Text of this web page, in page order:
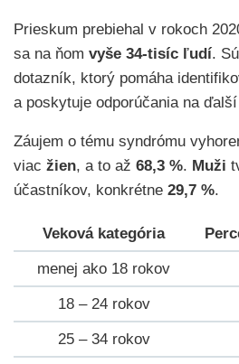
Prieskum prebiehal v rokoch
sa na ňom vyše 34-tisíc ľudí.
dotazník, ktorý pomáha
a poskytuje odporúčania na
Záujem o tému syndrómu
viac žien, a to až 68,3 %. Muži
účastníkov, konkrétne 29,7 %.
Veková kategória
menej ako 18 rokov
18 – 24 rokov
25 – 34 rokov